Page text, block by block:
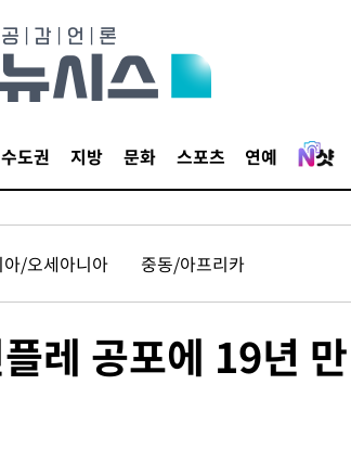
수도권 지방 문화 스포츠 연예
아/오세아니아 중동/아프리카
레 공포에 19년